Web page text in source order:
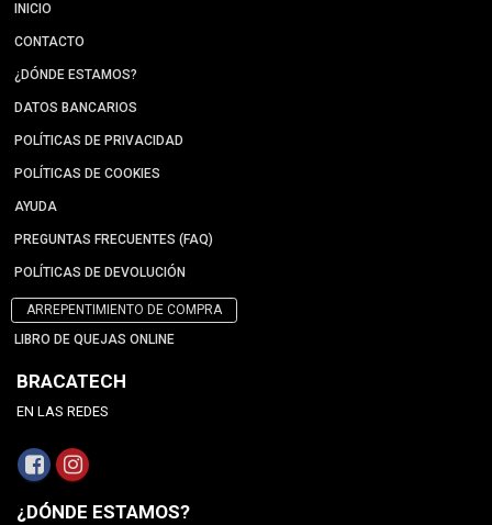
INICIO
CONTACTO
¿DÓNDE ESTAMOS?
DATOS BANCARIOS
POLÍTICAS DE PRIVACIDAD
POLÍTICAS DE COOKIES
AYUDA
PREGUNTAS FRECUENTES (FAQ)
POLÍTICAS DE DEVOLUCIÓN
ARREPENTIMIENTO DE COMPRA
LIBRO DE QUEJAS ONLINE
BRACATECH
EN LAS REDES
¿DÓNDE ESTAMOS?